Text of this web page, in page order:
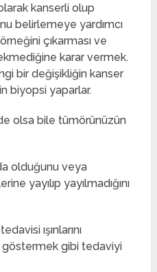
kanserli olup
belirlemeye yardımcı
çıkarması ve
karar vermek.
bir değişikliğin kanser
biyopsi yaparlar.
olsa bile tümörünüzün
olduğunu veya
yayılıp yayılmadığını
ışınlarını
gibi tedaviyi